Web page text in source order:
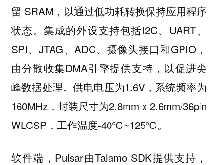
留 SRAM，以通过低功耗转换保持应用程序
状态。集成的外设支持包括I2C、UART、
SPI、JTAG、ADC、摄像头接口和GPIO，
由分散收集DMA引擎提供支持，以促进尖
峰数据处理。供电电压为1.6V，系统频率为
160MHz，封装尺寸为2.8mm x 2.6mm/36pin
WLCSP，工作温度-40℃~125℃。
软件端，Pulsar由Talamo SDK提供支持，